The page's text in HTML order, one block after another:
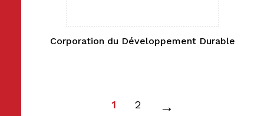
Corporation du Développement Durable
Page
1 Page
2 →